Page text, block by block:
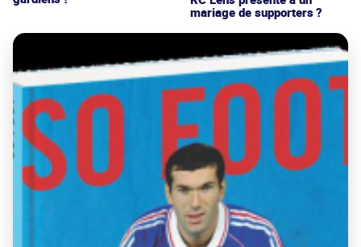
mariage de supporters ?